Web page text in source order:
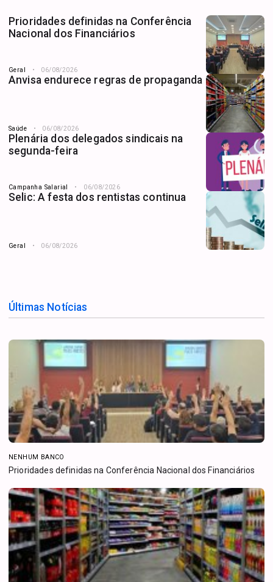
Prioridades definidas na Conferência
Nacional dos Financiários
Geral 06/08/2026
Anvisa endurece regras de propaganda
Saúde 06/08/2026
Plenária dos delegados sindicais na
segunda-feira
Campanha Salarial 06/08/2026
Selic: A festa dos rentistas continua
Geral 06/08/2026
Últimas Notícias
NENHUM BANCO
Prioridades definidas na Conferência Nacional dos Financiários